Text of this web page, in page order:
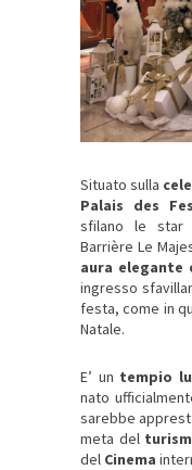
Situato sulla
Palais des
sfilano le star
Barrière Le
aura elegante
ingresso
festa, come in
Natale.
E’ un tempio
nato
sarebbe
meta del
del Cinema